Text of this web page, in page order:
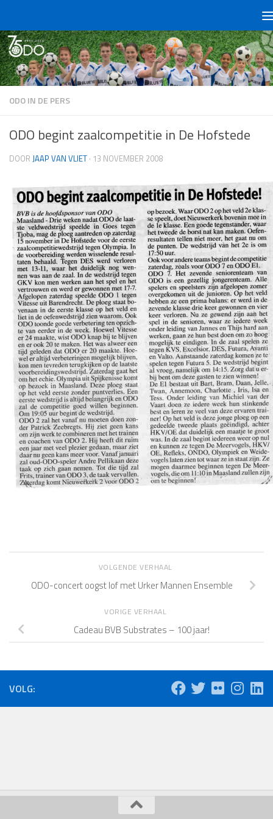
ODO IN DE PERS
ODO begint zaalcompetitie in De Hofstede
DOOR JAAP VAN VLIET · 13 NOVEMBER 2008
VOLGENDE VERHAAL
ODO-concert oogst lof met Urker Mannen Ensemble
VORIGE VERHAAL
Cadeau BVB Substrates – 100 jaar!
VOLG: